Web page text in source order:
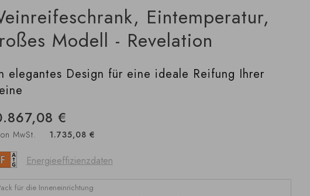
Eintemperatur,
Modell - Revelation
elegantes Design für eine ideale Reifung Ihrer
€
MwSt. 1.735,08 €
Energieeffizienzdaten
für die Inneneinrichtung